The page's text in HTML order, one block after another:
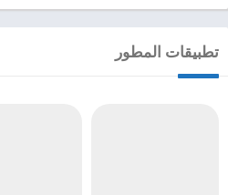
تطبيقات المطور